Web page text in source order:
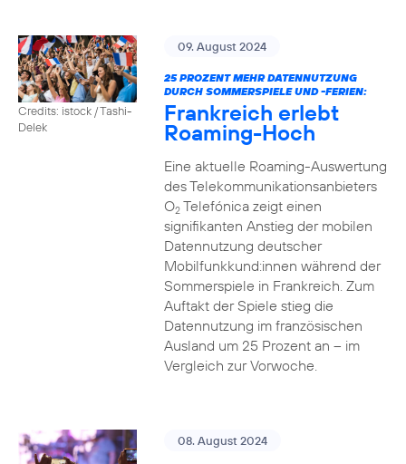
Credits: istock / Tashi-
Delek
09. August 2024
25 PROZENT MEHR DATENNUTZUNG
DURCH SOMMERSPIELE UND -FERIEN:
Frankreich erlebt
Roaming-Hoch
Eine aktuelle Roaming-Auswertung
des Telekommunikationsanbieters
O2Telefónica zeigt einen
signifikanten Anstieg der mobilen
Datennutzung deutscher
Mobilfunkkund:innen während der
Sommerspiele in Frankreich. Zum
Auftakt der Spiele stieg die
Datennutzung im französischen
Ausland um 25 Prozent an – im
Vergleich zur Vorwoche.
08. August 2024